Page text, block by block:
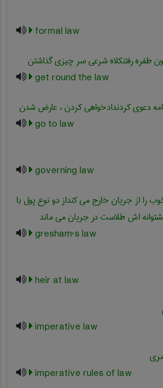
formal law
طفره رفتنکلاه شرعی سر چیزی گذاشتن
get round the law
دعوی کردندادخواهی کردن ، عارض شدن
go to law
governing law
را از جریان خارج می کنداز دو نوع پول با
اش طلاست در جریان می ماند
gresham's law
heir at law
imperative law
imperative rules of law